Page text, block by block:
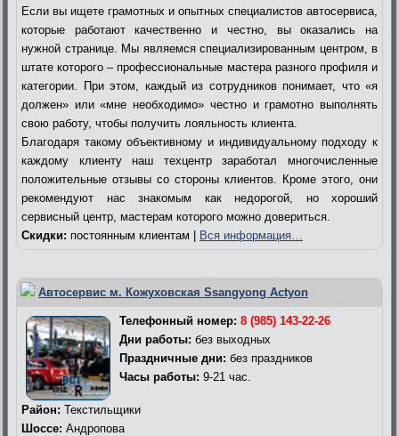
Если вы ищете грамотных и опытных специалистов автосервиса,
которые работают качественно и честно, вы оказались на
нужной странице. Мы являемся специализированным центром, в
штате которого – профессиональные мастера разного профиля и
категории. При этом, каждый из сотрудников понимает, что «я
должен» или «мне необходимо» честно и грамотно выполнять
свою работу, чтобы получить лояльность клиента.
Благодаря такому объективному и индивидуальному подходу к
каждому клиенту наш техцентр заработал многочисленные
положительные отзывы со стороны клиентов. Кроме этого, они
рекомендуют нас знакомым как недорогой, но хороший
сервисный центр, мастерам которого можно довериться.
Скидки: постоянным клиентам | Вся информация…
Автосервис м. Кожуховская Ssangyong Actyon
Телефонный номер: 8 (985) 143-22-26
Дни работы: без выходных
Праздничные дни: без праздников
Часы работы: 9-21 час.
Район: Текстильщики
Шоссе: Андропова